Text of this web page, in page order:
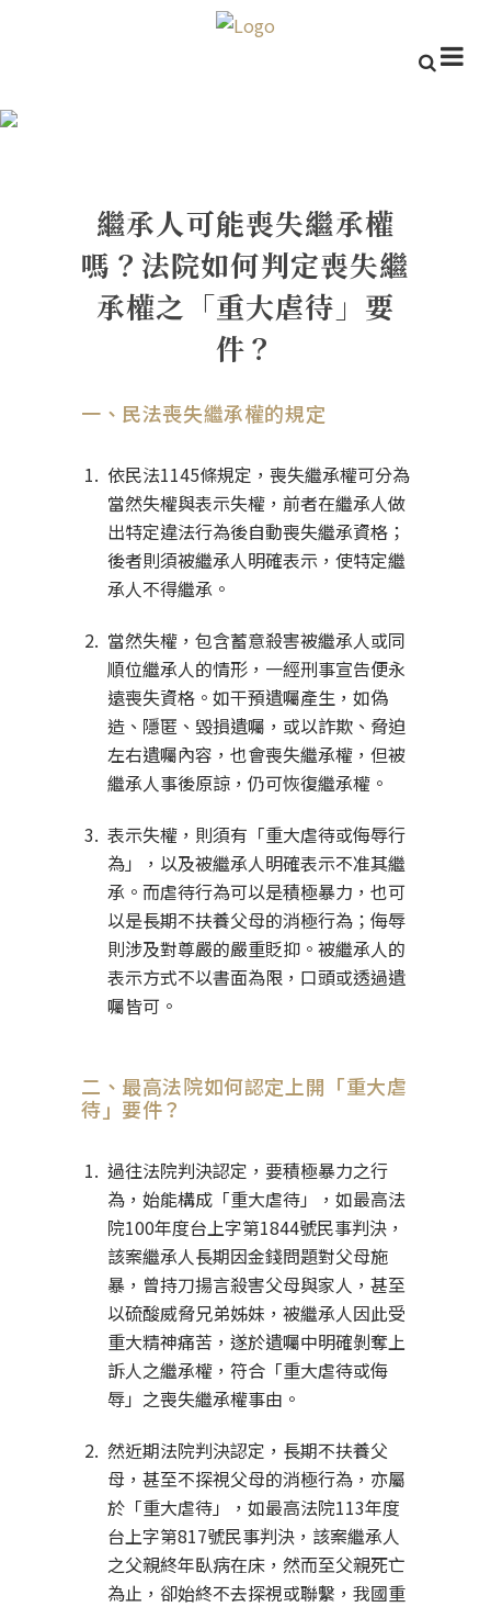
繼承人可能喪失繼承權
嗎？法院如何判定喪失繼
承權之「重大虐待」要
件？
一、民法喪失繼承權的規定
依民法1145條規定，喪失繼承權可分為
當然失權與表示失權，前者在繼承人做
出特定違法行為後自動喪失繼承資格；
後者則須被繼承人明確表示，使特定繼
承人不得繼承。
當然失權，包含蓄意殺害被繼承人或同
順位繼承人的情形，一經刑事宣告便永
遠喪失資格。如干預遺囑產生，如偽
造、隱匿、毀損遺囑，或以詐欺、脅迫
左右遺囑內容，也會喪失繼承權，但被
繼承人事後原諒，仍可恢復繼承權。
表示失權，則須有「重大虐待或侮辱行
為」，以及被繼承人明確表示不准其繼
承。而虐待行為可以是積極暴力，也可
以是長期不扶養父母的消極行為；侮辱
則涉及對尊嚴的嚴重貶抑。被繼承人的
表示方式不以書面為限，口頭或透過遺
囑皆可。
二、最高法院如何認定上開「重大虐
待」要件？
過往法院判決認定，要積極暴力之行
為，始能構成「重大虐待」，如最高法
院100年度台上字第1844號民事判決，
該案繼承人長期因金錢問題對父母施
暴，曾持刀揚言殺害父母與家人，甚至
以硫酸威脅兄弟姊妹，被繼承人因此受
重大精神痛苦，遂於遺囑中明確剝奪上
訴人之繼承權，符合「重大虐待或侮
辱」之喪失繼承權事由。
然近期法院判決認定，長期不扶養父
母，甚至不探視父母的消極行為，亦屬
於「重大虐待」，如最高法院113年度
台上字第817號民事判決，該案繼承人
之父親終年臥病在床，然而至父親死亡
為止，卻始終不去探視或聯繫，我國重